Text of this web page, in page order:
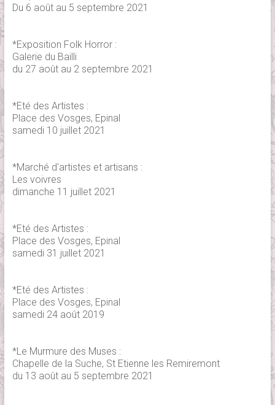
Du 6 août au 5 septembre 2021
*Exposition Folk Horror :
Galerie du Bailli
du 27 août au 2 septembre 2021
*Eté des Artistes :
Place des Vosges, Epinal
samedi 10 juillet 2021
*Marché d'artistes et artisans :
Les voivres
dimanche 11 juillet 2021
*Eté des Artistes :
Place des Vosges, Epinal
samedi 31 juillet 2021
*Eté des Artistes :
Place des Vosges, Epinal
samedi 24 août 2019
*Le Murmure des Muses :
Chapelle de la Suche, St Etienne les Remiremont
du 13 août au 5 septembre 2021